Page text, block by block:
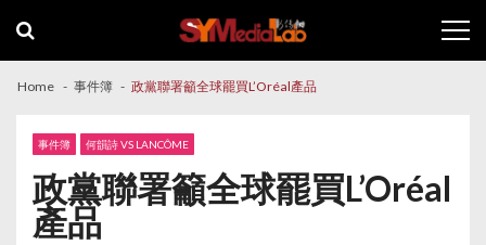
navigation
content
Home 事件簿 政黨聯署籲全球罷買L’Oréal產品
事件簿 何韻詩 VS LANCÔME
政黨聯署籲全球罷買L’Oréal
產品